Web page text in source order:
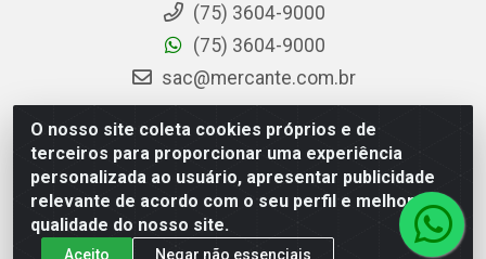
O nosso site coleta cookies próprios e de
terceiros para proporcionar uma experiência
personalizada ao usuário, apresentar publicidade
relevante de acordo com o seu perfil e melhorar a
qualidade do nosso site.
Aceito Negar não essenciais
(75) 3604-9000
(75) 3604-9000
sac@mercante.com.br
Mercante Distribuidora - Rua Mercante, 699 - Aviário, Feira de
Santana/BA - CEP 44.096-218 - CNPJ 96.755.848/0001-08